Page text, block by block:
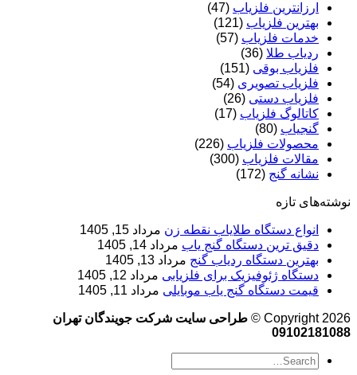
ارزانترین فلزیاب (47)
بهترین فلزیاب (121)
خدمات فلزیاب (57)
ردیاب طلا (36)
فلزیاب بوقی (151)
فلزیاب تصویری (54)
فلزیاب دستی (26)
کاتالوگ فلزیاب (17)
گنجیاب (80)
محصولات فلزیاب (226)
مقالات فلزیاب (300)
نشانه گنج (172)
نوشته‌های تازه
انواع دستگاه طلایاب نقطه زن مرداد 15, 1405
دقیق ترین دستگاه گنج یاب مرداد 14, 1405
بهترین دستگاه ردیاب گنج مرداد 13, 1405
دستگاه ژئوفیزیک برای فلزیابی مرداد 12, 1405
قیمت دستگاه گنج یاب موبایلی مرداد 11, 1405
Copyright 2026 ©
طراحی سایت شرکت جویندگان تهران
09102181088